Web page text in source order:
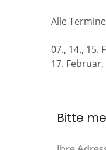
Alle
07., 14., 15.
17.
Bitte